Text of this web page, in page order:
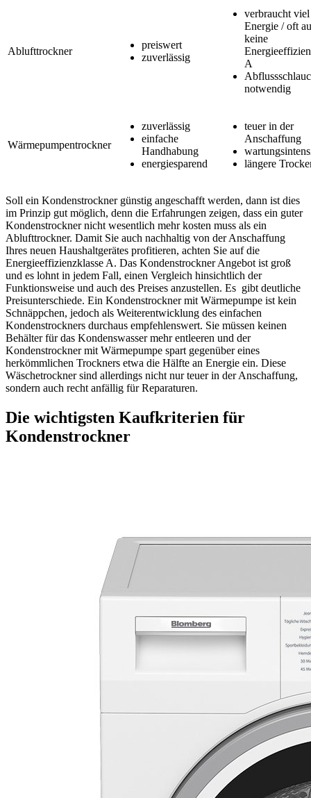
Ablufttrockner
preiswert
zuverlässig
verbraucht viel
Energie / oft
keine
A
notwendig
Wärmepumpentrockner
zuverlässig
einfache
Handhabung
energiesparend
teuer in der
Anschaffung
längere
Soll ein Kondenstrockner günstig angeschafft werden, dann ist dies
im Prinzip gut möglich, denn die Erfahrungen zeigen, dass ein guter
Kondenstrockner nicht wesentlich mehr kosten muss als ein
Ablufttrockner. Damit Sie auch nachhaltig von der Anschaffung
Ihres neuen Haushaltgerätes profitieren, achten Sie auf die
Energieeffizienzklasse A. Das Kondenstrockner Angebot ist groß
und es lohnt in jedem Fall, einen Vergleich hinsichtlich der
Funktionsweise und auch des Preises anzustellen. Es gibt deutliche
Preisunterschiede. Ein Kondenstrockner mit Wärmepumpe ist kein
Schnäppchen, jedoch als Weiterentwicklung des einfachen
Kondenstrockners durchaus empfehlenswert. Sie müssen keinen
Behälter für das Kondenswasser mehr entleeren und der
Kondenstrockner mit Wärmepumpe spart gegenüber eines
herkömmlichen Trockners etwa die Hälfte an Energie ein. Diese
Wäschetrockner sind allerdings nicht nur teuer in der Anschaffung,
sondern auch recht anfällig für Reparaturen.
Die wichtigsten Kaufkriterien für
Kondenstrockner